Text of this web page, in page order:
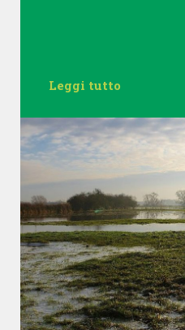
Leggi tutto